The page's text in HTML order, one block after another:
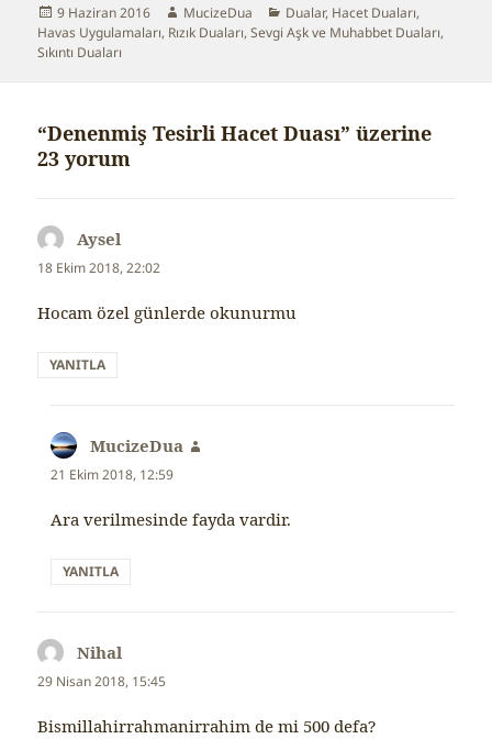
Yayın
tarihi
9 Haziran 2016 Yazar
MucizeDua Kategoriler
Dualar, Hacet Duaları,
Havas Uygulamaları, Rızık Duaları,Sevgi Aşk ve Muhabbet Duaları,
Sıkıntı Duaları
“Denenmiş Tesirli Hacet Duası” üzerine
23 yorum
Aysel
ki:
18 Ekim 2018, 22:02
Hocam özel günlerde okunurmu
YANITLA
MucizeDua
21 Ekim 2018, 12:59
Ara verilmesinde fayda vardir.
YANITLA
Nihal
ki:
29 Nisan 2018, 15:45
Bismillahirrahmanirrahim de mi 500 defa?